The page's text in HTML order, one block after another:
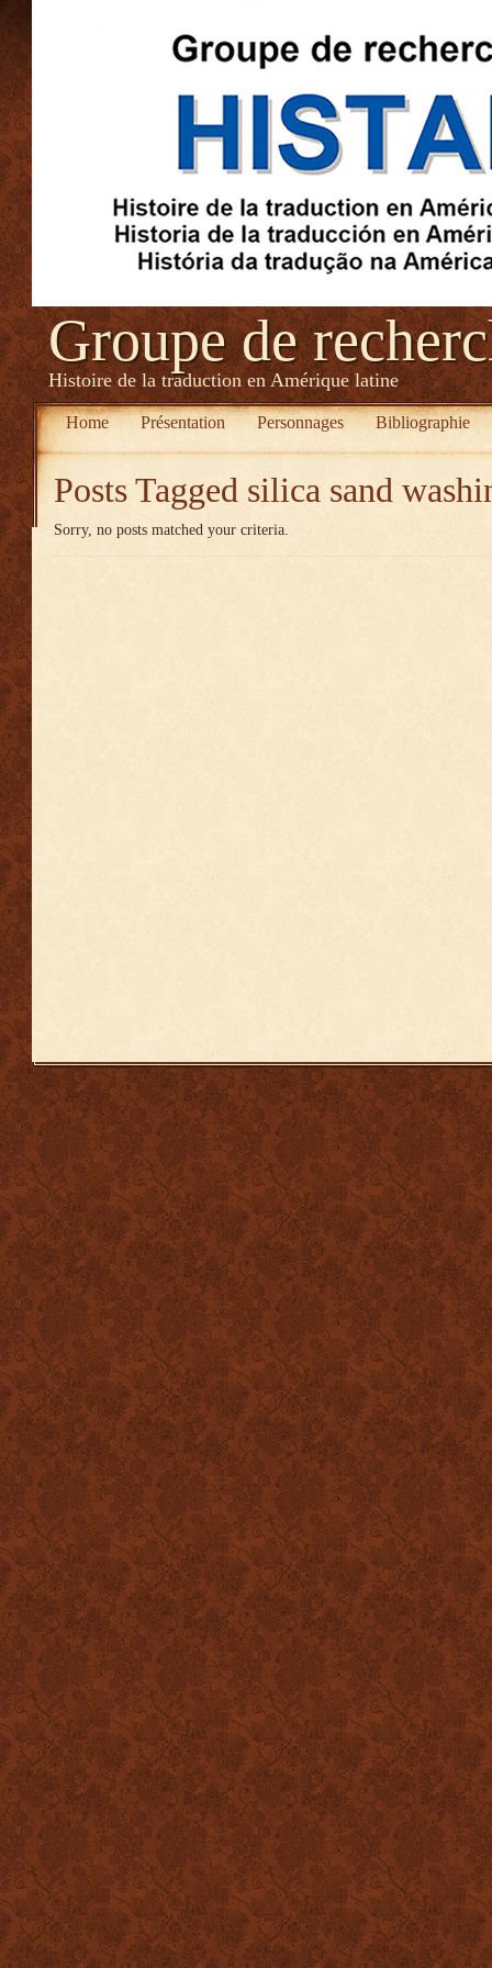
Groupe de
Histoire de la traduction en Amérique latine
Home Présentation Personnages Bibliographie
Posts Tagged silica sand
Sorry, no posts matched your criteria.